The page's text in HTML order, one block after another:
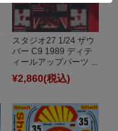
スタジオ27 1/24 ザウ
バー C9 1989 ディテ
ィールアップパーツ ...
¥2,860(税込)